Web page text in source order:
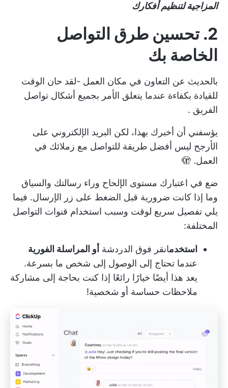
المزاجية لتنظيم أفكارك
2. تحسين طرق التواصل
الخاصة بك
بالحديث عن التعاون في مكان العمل -لقد حان الوقت
للقيادة بكفاءة عندما يتعلق الأمر بجميع أشكال تواصل
الفريق .
يؤسفني أن أخبرك بهذا، لكن البريد الإلكتروني على
الأرجح ليس أفضل طريقة للتواصل مع زملائك في
العمل. 🫣
ضع في اعتبارك مستوى الإلحاح وراء رسالتك والسياق
وما إذا كانت ضرورية قبل الضغط على زر الإرسال. فيما
يلي تفصيل سريع لوقت وسبب استخدام قنوات التواصل
المختلفة:
استخدمانقر فوق الدردشة أو المراسلة الفورية
عندما تحتاج إلى الوصول إلى شخص ما بسرعة.
يعد هذا أيضًا خيارًا رائعًا إذا كنت بحاجة إلى مشاركة
ملاحظات حساسة أو شخصية!